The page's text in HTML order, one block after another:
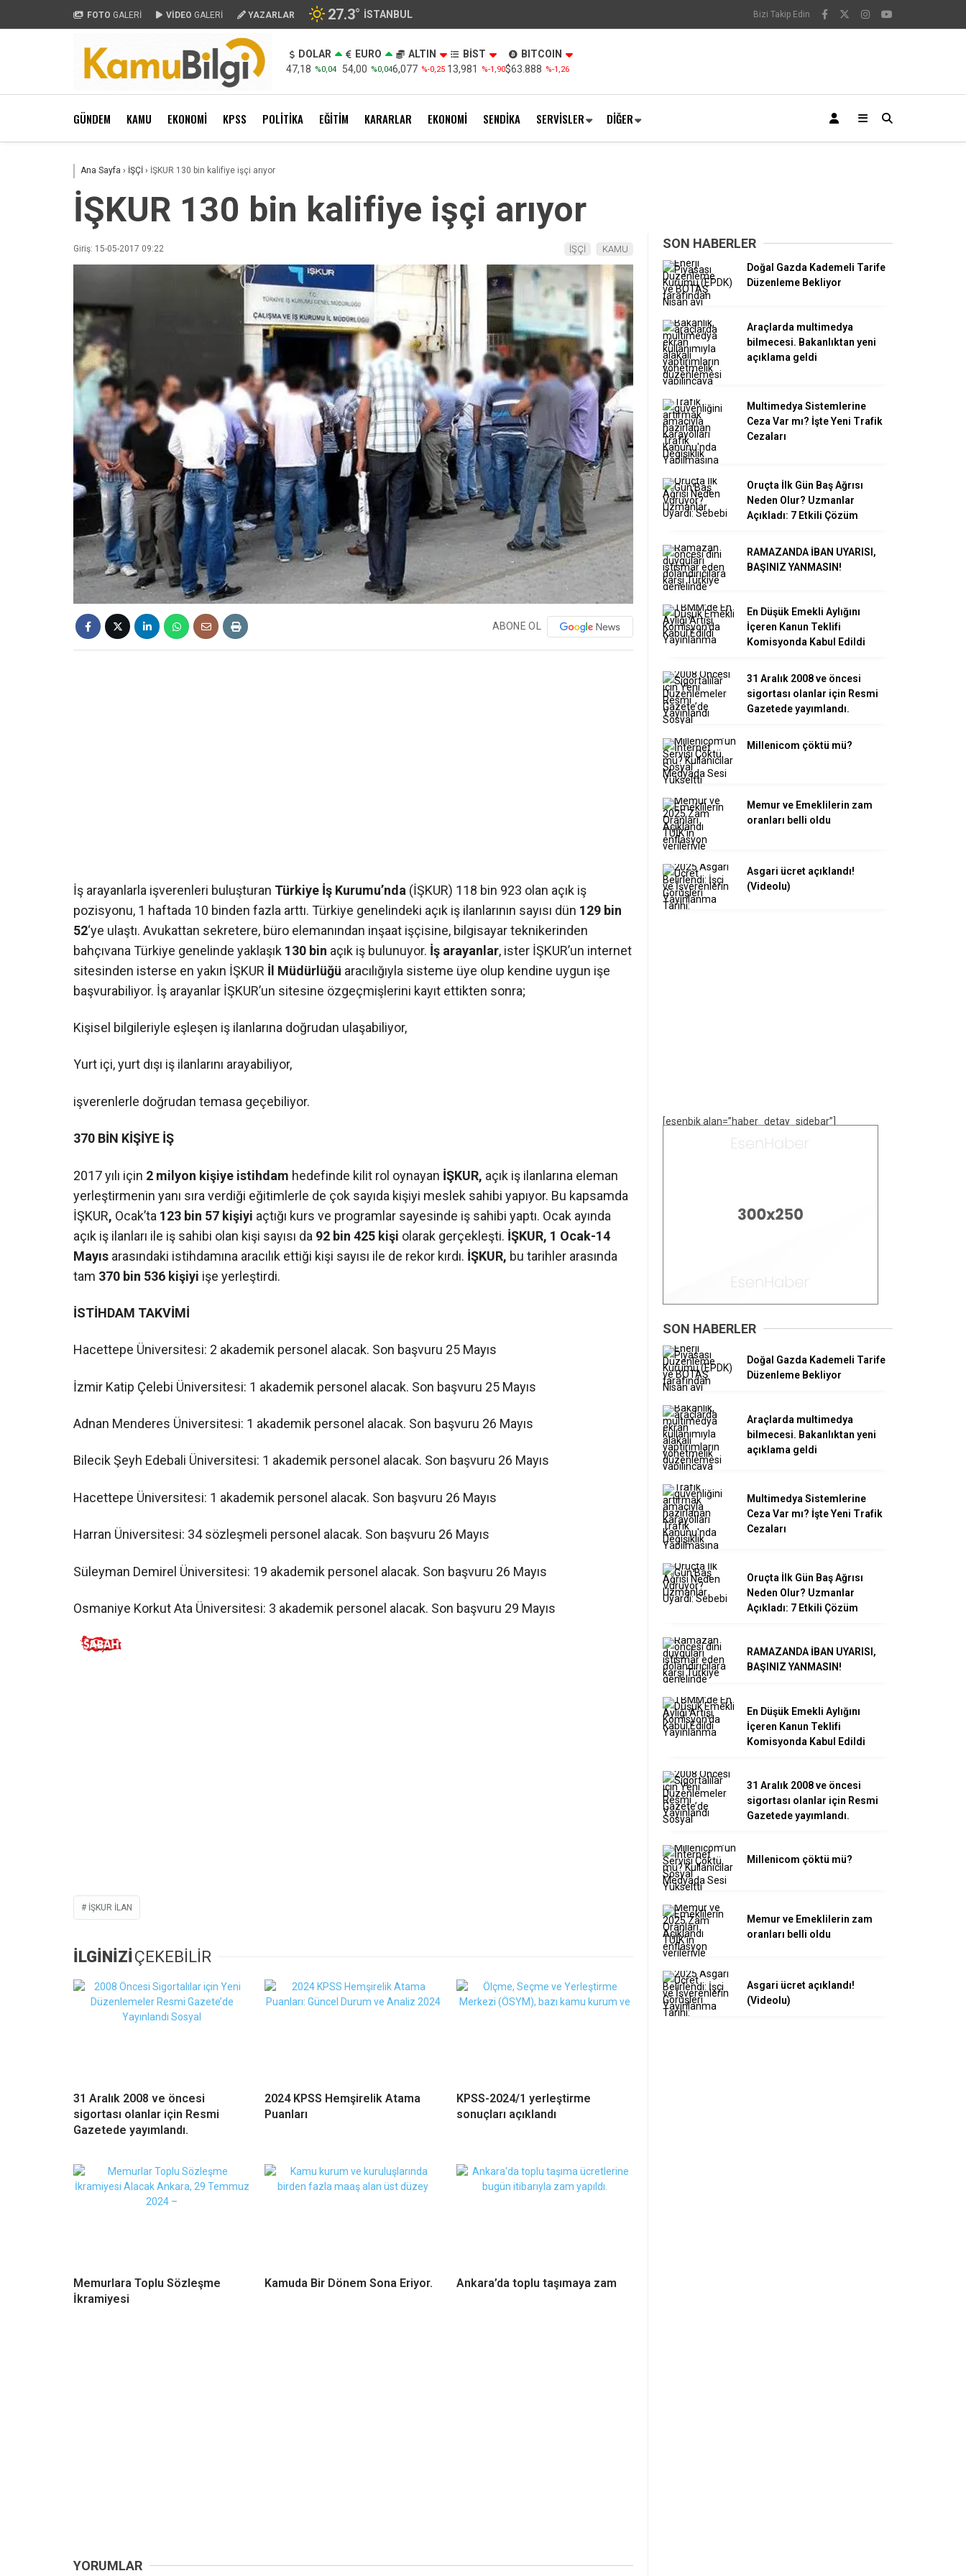
FOTO GALERİ VİDEO GALERİ YAZARLAR 27.3° İSTANBUL Bizi Takip Edin
DOLAR
47,18 %0,04
EURO
54,00 %0,04
ALTIN
6,077 %-0,25
BİST
13,981
%-1,90
BITCOIN
$63.888 %-1,26
GÜNDEM KAMU EKONOMİ KPSS POLİTİKA EĞİTİM KARARLAR EKONOMİ SENDİKA SERVİSLER DİĞER
Ana Sayfa › İŞÇİ › İŞKUR 130 bin kalifiye işçi arıyor
İŞKUR 130 bin kalifiye işçi arıyor
Giriş: 15-05-2017 09:22 İŞÇİ KAMU
ABONE OL
İş arayanlarla işverenleri buluşturan Türkiye İş Kurumu’nda (İŞKUR) 118 bin 923 olan açık iş
pozisyonu, 1 haftada 10 binden fazla arttı. Türkiye genelindeki açık iş ilanlarının sayısı dün 129 bin
52‘ye ulaştı. Avukattan sekretere, büro elemanından inşaat işçisine, bilgisayar teknikerinden
bahçıvana Türkiye genelinde yaklaşık 130 bin açık iş bulunuyor. İş arayanlar, ister İŞKUR’un internet
sitesinden isterse en yakın İŞKUR İl Müdürlüğü aracılığıyla sisteme üye olup kendine uygun işe
başvurabiliyor. İş arayanlar İŞKUR’un sitesine özgeçmişlerini kayıt ettikten sonra;
Kişisel bilgileriyle eşleşen iş ilanlarına doğrudan ulaşabiliyor,
Yurt içi, yurt dışı iş ilanlarını arayabiliyor,
işverenlerle doğrudan temasa geçebiliyor.
370 BİN KİŞİYE İŞ
2017 yılı için 2 milyon kişiye istihdam hedefinde kilit rol oynayan İŞKUR, açık iş ilanlarına eleman
yerleştirmenin yanı sıra verdiği eğitimlerle de çok sayıda kişiyi meslek sahibi yapıyor. Bu kapsamda
İŞKUR, Ocak’ta 123 bin 57 kişiyi açtığı kurs ve programlar sayesinde iş sahibi yaptı. Ocak ayında
açık iş ilanları ile iş sahibi olan kişi sayısı da 92 bin 425 kişi olarak gerçekleşti. İŞKUR, 1 Ocak-14
Mayıs arasındaki istihdamına aracılık ettiği kişi sayısı ile de rekor kırdı. İŞKUR, bu tarihler arasında
tam 370 bin 536 kişiyi işe yerleştirdi.
İSTİHDAM TAKVİMİ
Hacettepe Üniversitesi: 2 akademik personel alacak. Son başvuru 25 Mayıs
İzmir Katip Çelebi Üniversitesi: 1 akademik personel alacak. Son başvuru 25 Mayıs
Adnan Menderes Üniversitesi: 1 akademik personel alacak. Son başvuru 26 Mayıs
Bilecik Şeyh Edebali Üniversitesi: 1 akademik personel alacak. Son başvuru 26 Mayıs
Hacettepe Üniversitesi: 1 akademik personel alacak. Son başvuru 26 Mayıs
Harran Üniversitesi: 34 sözleşmeli personel alacak. Son başvuru 26 Mayıs
Süleyman Demirel Üniversitesi: 19 akademik personel alacak. Son başvuru 26 Mayıs
Osmaniye Korkut Ata Üniversitesi: 3 akademik personel alacak. Son başvuru 29 Mayıs
IŞKUR ILAN
İLGİNİZİ ÇEKEBİLİR
31 Aralık 2008 ve öncesi
sigortası olanlar için Resmi
Gazetede yayımlandı.
2024 KPSS Hemşirelik Atama
Puanları
KPSS-2024/1 yerleştirme
sonuçları açıklandı
Memurlara Toplu Sözleşme
İkramiyesi
Kamuda Bir Dönem Sona Eriyor. Ankara’da toplu taşımaya zam
YORUMLAR
SON HABERLER
Doğal Gazda Kademeli Tarife
Düzenleme Bekliyor
Araçlarda multimedya
bilmecesi. Bakanlıktan yeni
açıklama geldi
Multimedya Sistemlerine
Ceza Var mı? İşte Yeni Trafik
Cezaları
Oruçta İlk Gün Baş Ağrısı
Neden Olur? Uzmanlar
Açıkladı: 7 Etkili Çözüm
RAMAZANDA İBAN UYARISI,
BAŞINIZ YANMASIN!
En Düşük Emekli Aylığını
İçeren Kanun Teklifi
Komisyonda Kabul Edildi
31 Aralık 2008 ve öncesi
sigortası olanlar için Resmi
Gazetede yayımlandı.
Millenicom çöktü mü?
Memur ve Emeklilerin zam
oranları belli oldu
Asgari ücret açıklandı!
(Videolu)
[esenbik alan=”haber_detay_sidebar”]
SON HABERLER
Doğal Gazda Kademeli Tarife
Düzenleme Bekliyor
Araçlarda multimedya
bilmecesi. Bakanlıktan yeni
açıklama geldi
Multimedya Sistemlerine
Ceza Var mı? İşte Yeni Trafik
Cezaları
Oruçta İlk Gün Baş Ağrısı
Neden Olur? Uzmanlar
Açıkladı: 7 Etkili Çözüm
RAMAZANDA İBAN UYARISI,
BAŞINIZ YANMASIN!
En Düşük Emekli Aylığını
İçeren Kanun Teklifi
Komisyonda Kabul Edildi
31 Aralık 2008 ve öncesi
sigortası olanlar için Resmi
Gazetede yayımlandı.
Millenicom çöktü mü?
Memur ve Emeklilerin zam
oranları belli oldu
Asgari ücret açıklandı!
(Videolu)